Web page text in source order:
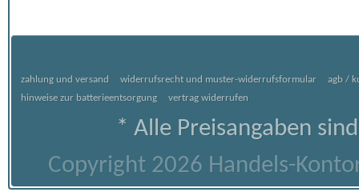
zahlung und versand widerrufsrecht und muster-widerrufsformular
agb /
hinweise zur batterieentsorgung
vertrag widerrufen
* Alle Preisangaben
Copyright 2026 Handels-